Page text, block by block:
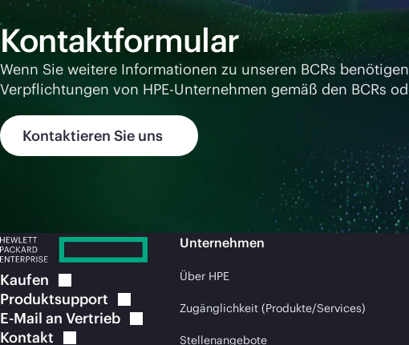
Kontaktformular
Wenn Sie weitere Informationen zu unseren BCRs
Verpflichtungen von HPE-Unternehmen gemäß den BCRs
Kontaktieren Sie uns
Kaufen
Produktsupport
E-Mail an Vertrieb
Kontakt
Unternehmen
Über HPE
Zugänglichkeit (Produkte/Services)
Stellenangebote